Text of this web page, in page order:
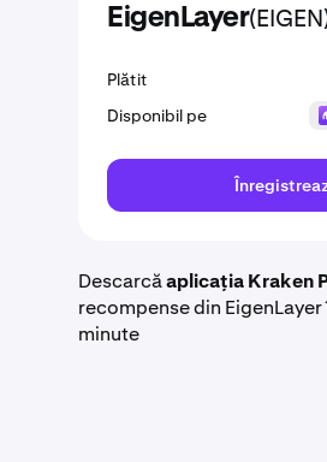
EigenLayer
Plătit
Disponibil pe
Descarcăaplicația Kraken
recompense din
minute